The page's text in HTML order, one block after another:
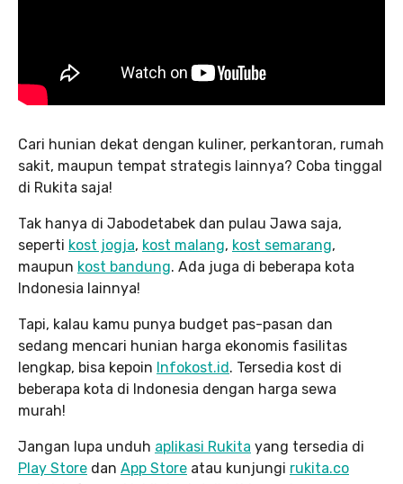
Cari hunian dekat dengan kuliner, perkantoran, rumah
sakit, maupun tempat strategis lainnya? Coba tinggal
di Rukita saja!
Tak hanya di Jabodetabek dan pulau Jawa saja,
seperti kost jogja, kost malang, kost semarang,
maupun kost bandung. Ada juga di beberapa kota
Indonesia lainnya!
Tapi, kalau kamu punya budget pas-pasan dan
sedang mencari hunian harga ekonomis fasilitas
lengkap, bisa kepoin Infokost.id. Tersedia kost di
beberapa kota di Indonesia dengan harga sewa
murah!
Jangan lupa unduh aplikasi Rukita yang tersedia di
Play Store dan App Store atau kunjungi rukita.co